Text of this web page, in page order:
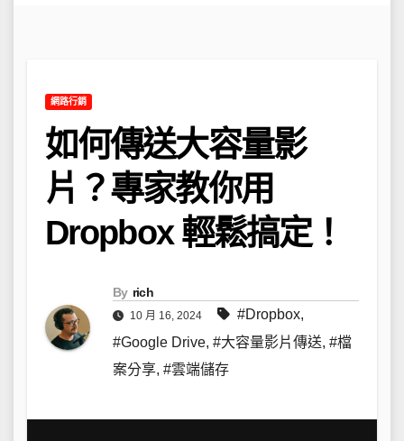
網路行銷
如何傳送大容量影
片？專家教你用
Dropbox 輕鬆搞定！
By rich
10 月 16, 2024 #Dropbox,
#Google Drive, #大容量影片傳送, #檔
案分享, #雲端儲存